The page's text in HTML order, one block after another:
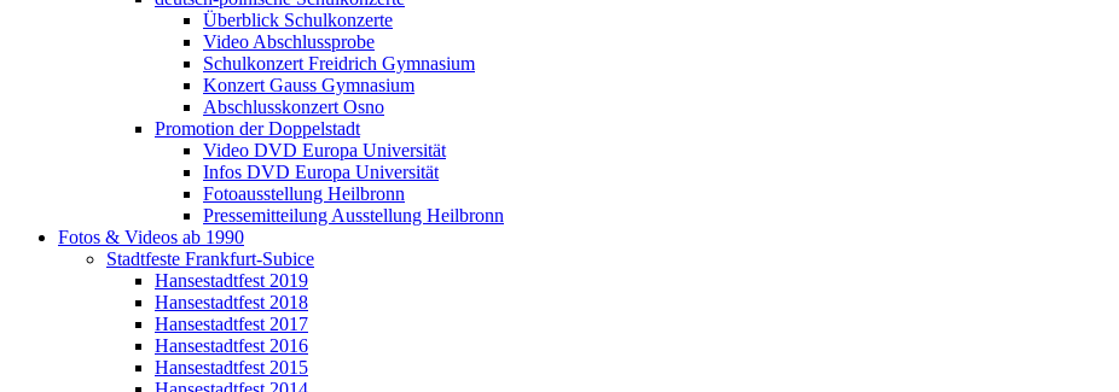
Überblick Schulkonzerte
Video Abschlussprobe
Schulkonzert Freidrich Gymnasium
Konzert Gauss Gymnasium
Abschlusskonzert Osno
Promotion der Doppelstadt
Video DVD Europa Universität
Infos DVD Europa Universität
Fotoausstellung Heilbronn
Pressemitteilung Ausstellung Heilbronn
Fotos & Videos ab 1990
Stadtfeste Frankfurt-Subice
Hansestadtfest 2019
Hansestadtfest 2018
Hansestadtfest 2017
Hansestadtfest 2016
Hansestadtfest 2015